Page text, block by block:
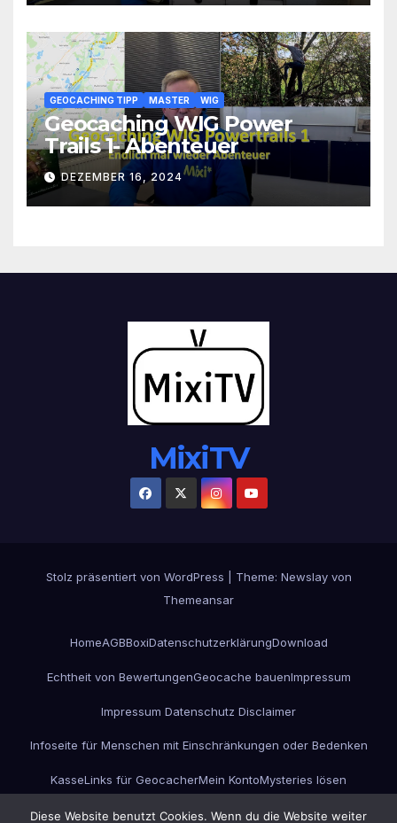
GEOCACHING TIPP MASTER WIG
Geocaching WIG Power
Trails 1- Abenteuer
DEZEMBER 16, 2024
MixiTV
Stolz präsentiert von WordPress Theme: Newslayvon
Themeansar
HomeAGBBoxiDatenschutzerklärungDownload
Echtheit von BewertungenGeocache bauenImpressum
Impressum Datenschutz Disclaimer
Infoseite für Menschen mit Einschränkungen oder Bedenken
KasseLinks für GeocacherMein KontoMysteries lösen
Projekt GC-ESC-BoxUnterwegsVersandartenWarenkorb Werbung
Diese Website benutzt Cookies. Wenn du die Website weiter